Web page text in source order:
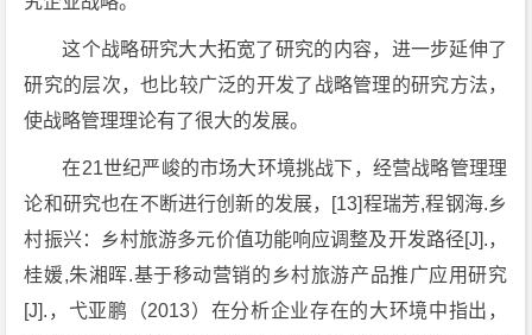
这个战略研究大大拓宽了研究的内容，进一步延伸了
研究的层次，也比较广泛的开发了战略管理的研究方法，
使战略管理理论有了很大的发展。
在21世纪严峻的市场大环境挑战下，经营战略管理理
论和研究也在不断进行创新的发展，[13]程瑞芳,程钢海.乡
村振兴：乡村旅游多元价值功能响应调整及开发路径[J].，
桂媛,朱湘晖.基于移动营销的乡村旅游产品推广应用研究
[J].，弋亚鹏（2013）在分析企业存在的大环境中指出，